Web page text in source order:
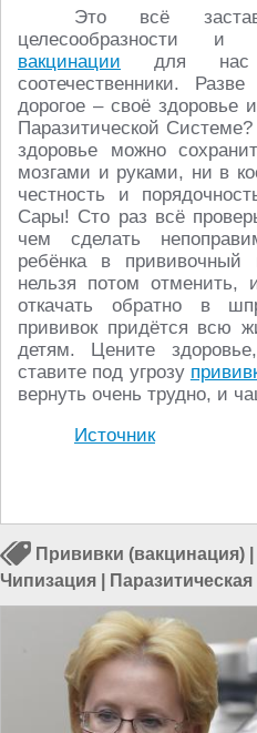
Это всё
целесообразности и
вакцинации для нас
соотечественники.
дорогое – своё здоровье
Паразитической Системе?
здоровье можно
мозгами и руками, ни в
честность и
Сары! Сто раз всё
чем сделать
ребёнка в прививочный
нельзя потом отменить,
откачать обратно в
прививок придётся всю
детям. Цените
ставите под угрозу
вернуть очень трудно, и
Источник
Прививки (вакцинация)
Чипизация
вакцинация|Россия и США